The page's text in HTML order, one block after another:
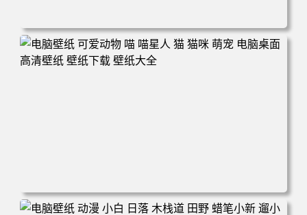
电脑壁纸 动漫 冬季 公交车 朱迪狐尼克 4K 电脑壁纸 3840x2
160 电脑桌面 高清壁纸 壁纸下载 壁纸大全
电脑壁纸 可爱动物 喵 喵星人 猫 猫咪 萌宠 电脑桌面 高清壁